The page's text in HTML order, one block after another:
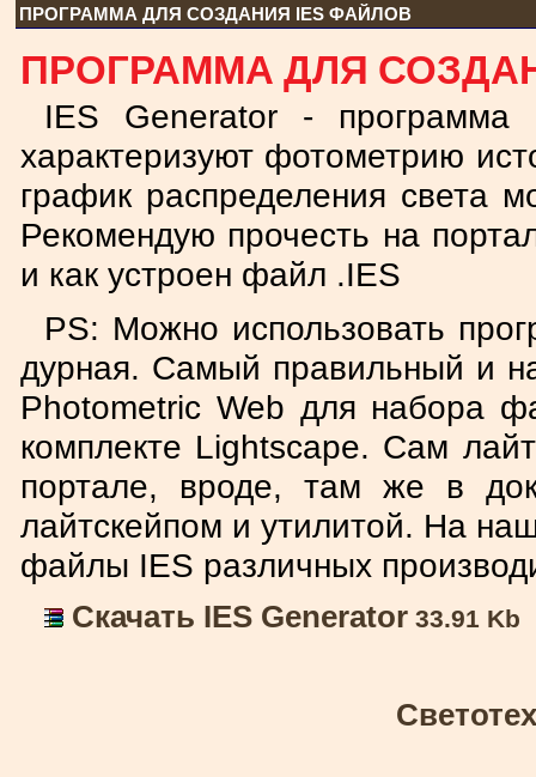
ПРОГРАММА ДЛЯ СОЗДАНИЯ IES ФАЙЛОВ
ПРОГРАММА ДЛЯ
IES Generator - программа
характеризуют фотометрию
график распределения света
Рекомендую прочесть на
и как устроен файл .IES
PS: Можно использовать
дурная. Самый правильный и
Photometric Web для набора
комплекте Lightscape. Сам
портале, вроде, там же в
лайтскейпом и утилитой. На
файлы IES различных
Скачать IES Generator 33.91 Kb